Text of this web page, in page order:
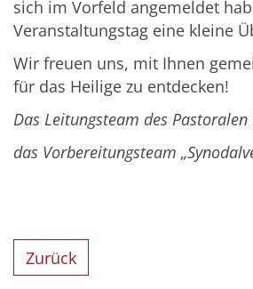
sich im Vorfeld angemeldet
Veranstaltungstag eine kleine
Wir freuen uns, mit Ihnen
für das Heilige zu entdecken!
Das Leitungsteam des Pastoralen
das Vorbereitungsteam
Zurück